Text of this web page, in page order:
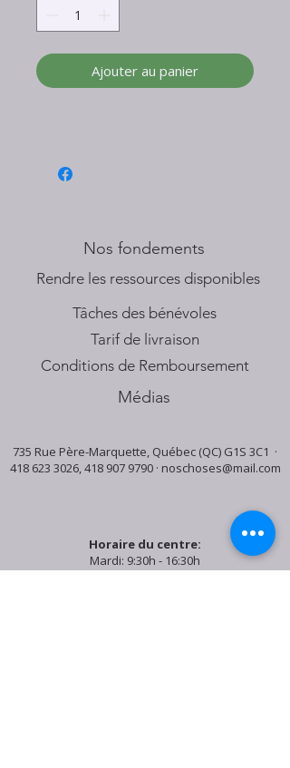
Ajouter au panier
Nos fondements
​Rendre les ressources disponibles
Tâches des bénévoles
Tarif de livraison
Conditions de Remboursement
Médias
735 Rue Père-Marquette, Québec (QC) G1S 3C1 ·
418 623 3026,418 907 9790· noschoses@mail.com
Horaire du centre:
Mardi: 9:30h - 16:30h